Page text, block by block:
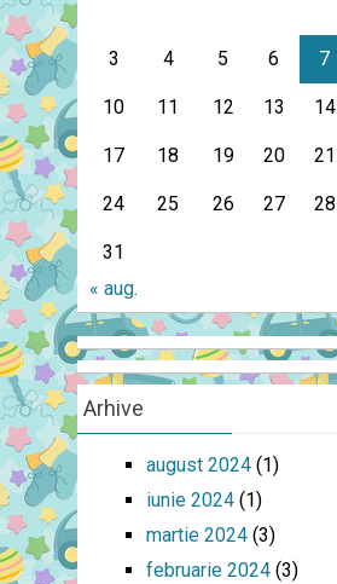
3 4 5 6 7
10 11 12 13 14
17 18 19 20 21
24 25 26 27 28
31
« aug.
Arhive
august 2024(1)
iunie 2024(1)
martie 2024(3)
februarie 2024(3)